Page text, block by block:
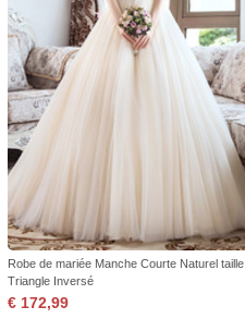
Robe de mariée Manche Courte Naturel taille
Triangle Inversé
€ 172,99